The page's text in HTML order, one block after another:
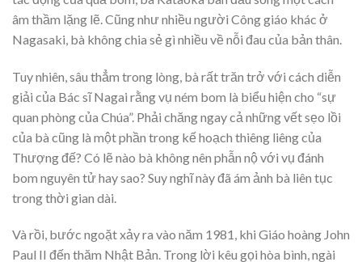
âm thầm lặng lẽ. Cũng như nhiều người Công giáo khác ở
Nagasaki, bà không chia sẻ gì nhiều về nỗi đau của bản thân.
Tuy nhiên, sâu thẳm trong lòng, bà rất trăn trở với cách diễn
giải của Bác sĩ Nagai rằng vụ ném bom là biểu hiện cho “sự
quan phòng của Chúa”. Phải chăng ngay cả những vết sẹo lồi
của bà cũng là một phần trong kế hoạch thiêng liêng của
Thượng đế? Có lẽ nào bà không nên phẫn nộ với vụ đánh
bom nguyên tử hay sao? Suy nghĩ này đã ám ảnh bà liên tục
trong thời gian dài.
Và rồi, bước ngoặt xảy ra vào năm 1981, khi Giáo hoàng John
Paul II đến thăm Nhật Bản. Trong lời kêu gọi hòa bình, ngài